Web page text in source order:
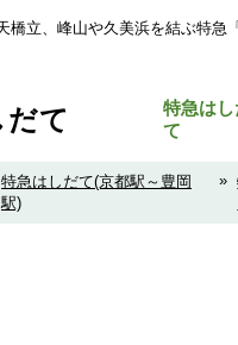
橋立、峰山や久美浜を結ぶ特
て
特急はし
て
特急はしだて(京都駅～豊岡
駅)
»